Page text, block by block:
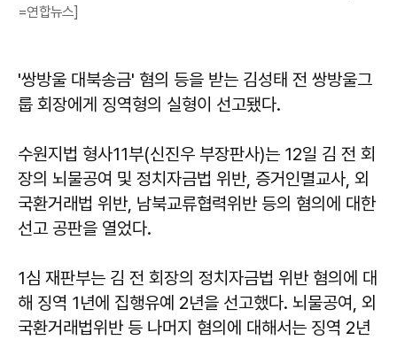
=연합뉴스]
'쌍방울 대북송금' 혐의 등을 받는 김성태 전 쌍방울그
룹 회장에게 징역형의 실형이 선고됐다.
수원지법 형사11부(신진우 부장판사)는 12일 김 전 회
장의 뇌물공여 및 정치자금법 위반, 증거인멸교사, 외
국환거래법 위반, 남북교류협력위반 등의 혐의에 대한
선고 공판을 열었다.
1심 재판부는 김 전 회장의 정치자금법 위반 혐의에 대
해 징역 1년에 집행유예 2년을 선고했다. 뇌물공여, 외
국환거래법위반 등 나머지 혐의에 대해서는 징역 2년